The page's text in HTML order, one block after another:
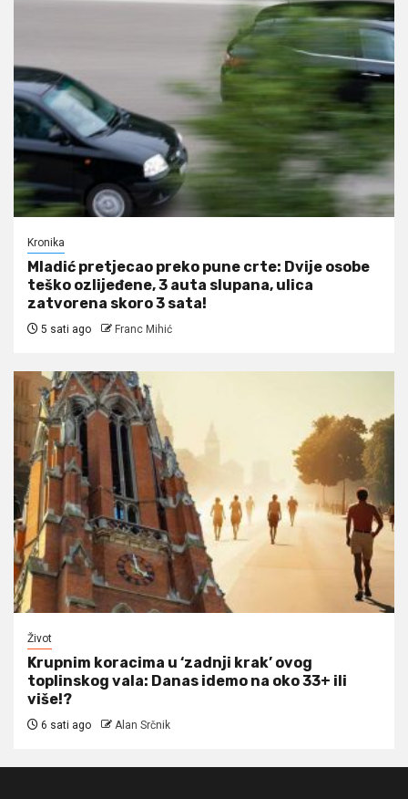
Kronika
Mladić pretjecao preko pune crte: Dvije osobe
teško ozlijeđene, 3 auta slupana, ulica
zatvorena skoro 3 sata!
5 sati ago Franc Mihić
Život
Krupnim koracima u ‘zadnji krak’ ovog
toplinskog vala: Danas idemo na oko 33+ ili
više!?
6 sati ago Alan Srčnik